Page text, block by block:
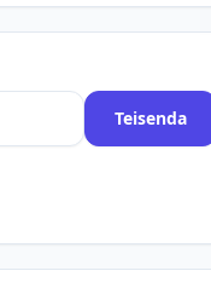
Teisenda